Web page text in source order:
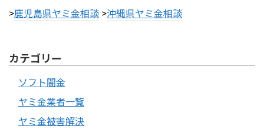
>鹿児島県ヤミ金相談 >沖縄県ヤミ金相談
カテゴリー
ソフト闇金
ヤミ金業者一覧
ヤミ金被害解決